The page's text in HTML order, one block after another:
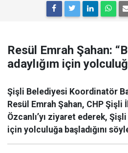
Resül Emrah Şahan:
adaylığım için
Şişli Belediyesi Koordinatör
Resül Emrah Şahan, CHP Şişli
Özcanlı’yı ziyaret ederek,
için yolculuğa başladığını